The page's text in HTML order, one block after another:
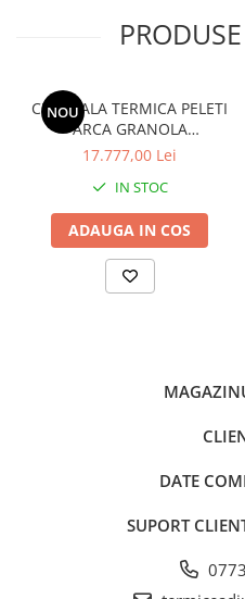
NOU
CENTRALA TERMICA PELETI
ARCA GRANOLA
AUTOMATICA 20R - 20KW
17.777,00 Lei
IN STOC
ADAUGA IN COS
DATE
SUPORT